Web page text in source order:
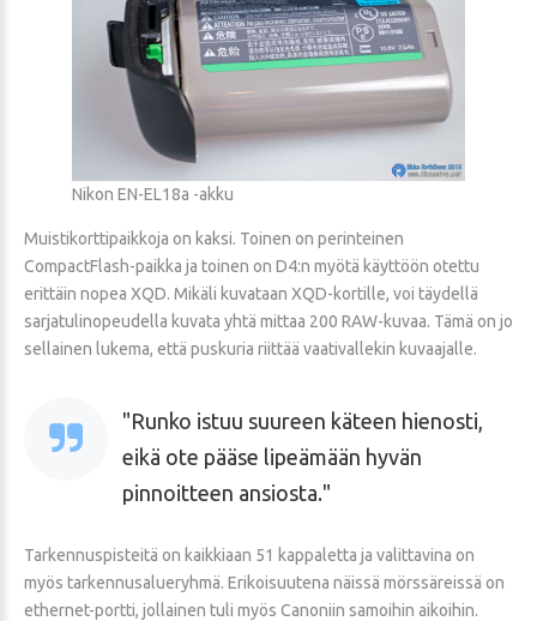
Nikon EN-EL18a -akku
Muistikorttipaikkoja on kaksi. Toinen on perinteinen
CompactFlash-paikka ja toinen on D4:n myötä käyttöön otettu
erittäin nopea XQD. Mikäli kuvataan XQD-kortille, voi täydellä
sarjatulinopeudella kuvata yhtä mittaa 200 RAW-kuvaa. Tämä on jo
sellainen lukema, että puskuria riittää vaativallekin kuvaajalle.
Runko istuu suureen käteen hienosti,
eikä ote pääse lipeämään hyvän
pinnoitteen ansiosta.
Tarkennuspisteitä on kaikkiaan 51 kappaletta ja valittavina on
myös tarkennusalueryhmä. Erikoisuutena näissä mörssäreissä on
ethernet-portti, jollainen tuli myös Canoniin samoihin aikoihin.